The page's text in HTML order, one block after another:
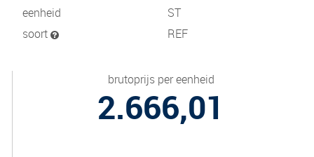
eenheid
ST
soort
REF
brutoprijs per eenheid
2.666,01